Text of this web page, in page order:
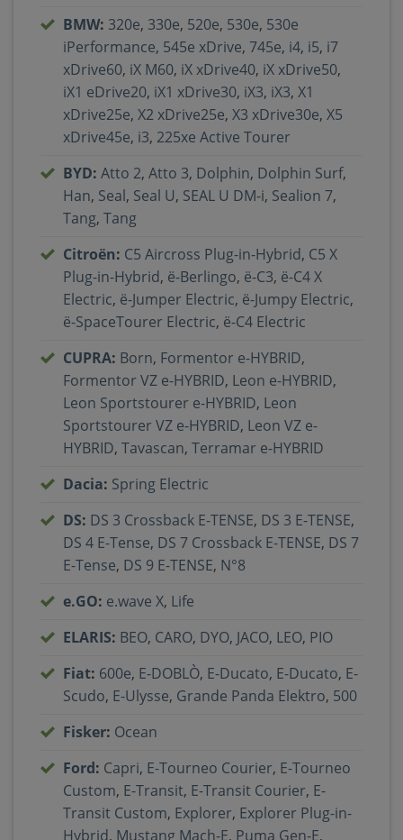
BMW: 320e, 330e, 520e, 530e, 530e
iPerformance, 545e xDrive, 745e, i4, i5, i7
xDrive60, iX M60, iX xDrive40, iX xDrive50,
iX1 eDrive20, iX1 xDrive30, iX3, iX3, X1
xDrive25e, X2 xDrive25e, X3 xDrive30e, X5
xDrive45e, i3, 225xe Active Tourer
BYD: Atto 2, Atto 3, Dolphin, Dolphin Surf,
Han, Seal, Seal U, SEAL U DM-i, Sealion 7,
Tang, Tang
Citroën: C5 Aircross Plug-in-Hybrid, C5 X
Plug-in-Hybrid, ë-Berlingo, ë-C3, ë-C4 X
Electric, ë-Jumper Electric, ë-Jumpy Electric,
ë-SpaceTourer Electric, ë-C4 Electric
CUPRA: Born, Formentor e-HYBRID,
Formentor VZ e-HYBRID, Leon e-HYBRID,
Leon Sportstourer e-HYBRID, Leon
Sportstourer VZ e-HYBRID, Leon VZ e-
HYBRID, Tavascan, Terramar e-HYBRID
Dacia: Spring Electric
DS: DS 3 Crossback E-TENSE, DS 3 E-TENSE,
DS 4 E-Tense, DS 7 Crossback E-TENSE, DS 7
E-Tense, DS 9 E-TENSE, N°8
e.GO: e.wave X, Life
ELARIS: BEO, CARO, DYO, JACO, LEO, PIO
Fiat: 600e, E-DOBLÒ, E-Ducato, E-Ducato, E-
Scudo, E-Ulysse, Grande Panda Elektro, 500
Fisker: Ocean
Ford: Capri, E-Tourneo Courier, E-Tourneo
Custom, E-Transit, E-Transit Courier, E-
Transit Custom, Explorer, Explorer Plug-in-
Hybrid, Mustang Mach-E, Puma Gen-E,